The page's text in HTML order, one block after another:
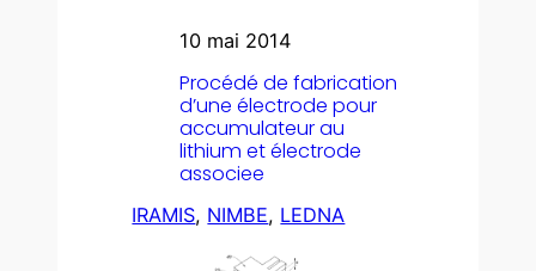
10 mai 2014
Procédé de fabrication
d’une électrode pour
accumulateur au
lithium et électrode
associee
IRAMIS, NIMBE, LEDNA